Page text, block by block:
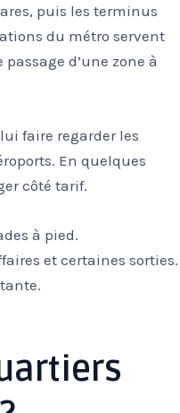
puis les terminus
du métro servent
d’une zone à
faire regarder les
En quelques
côté tarif.
à pied.
et certaines sorties.